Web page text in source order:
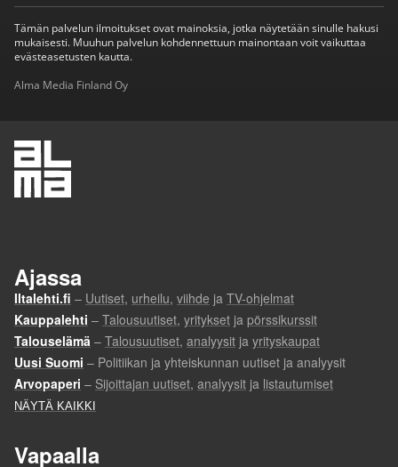
Tämän palvelun ilmoitukset ovat mainoksia, jotka näytetään sinulle hakusi
mukaisesti. Muuhun palvelun kohdennettuun mainontaan voit vaikuttaa
evästeasetusten kautta.
Alma Media Finland Oy